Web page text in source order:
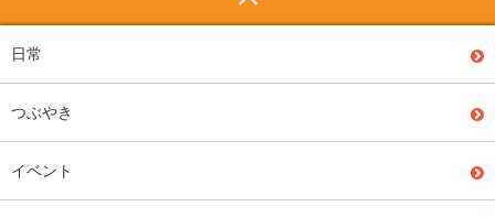
日常
つぶやき
イベント